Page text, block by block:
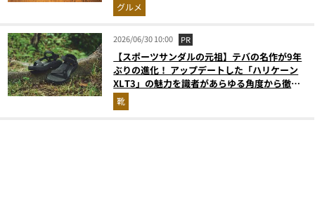
グルメ
2026/06/30 10:00 PR
【スポーツサンダルの元祖】テバの名作が9年
ぶりの進化！ アップデートした「ハリケーン
XLT3」の魅力を識者があらゆる角度から徹底
解説！
靴